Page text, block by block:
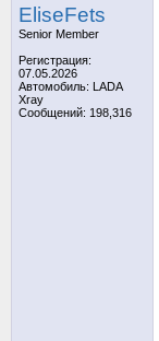
EliseFets
Senior Member
Регистрация:
07.05.2026
Автомобиль: LADA
Xray
Сообщений: 198,316